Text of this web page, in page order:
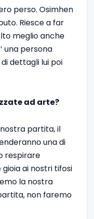
perso. Osimhen
Riesce a far
meglio anche
una persona
dettagli lui poi
ad arte?
partita, il
una di
respirare
gioia ai nostri tifosi
la nostra
non faremo